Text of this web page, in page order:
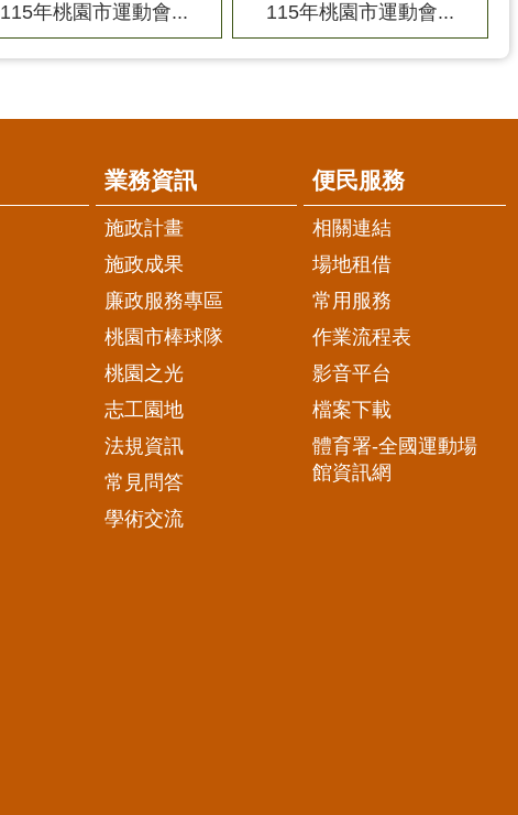
115年桃園市運動會... 115年桃園市運動會...
業務資訊
施政計畫
施政成果
廉政服務專區
桃園市棒球隊
桃園之光
志工園地
法規資訊
常見問答
學術交流
便民服務
相關連結
場地租借
常用服務
作業流程表
影音平台
檔案下載
體育署-全國運動場
館資訊網